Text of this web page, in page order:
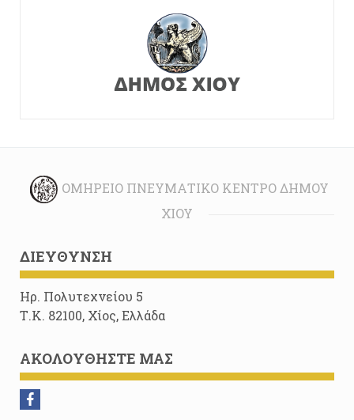
ΟΜΉΡΕΙΟ ΠΝΕΥΜΑΤΙΚΌ ΚΈΝΤΡΟ ΔΉΜΟΥ
ΧΊΟΥ
ΔΙΕΎΘΥΝΣΗ
Ηρ. Πολυτεχνείου 5
Τ.Κ. 82100, Χίος, Ελλάδα
ΑΚΟΛΟΥΘΉΣΤΕ ΜΑΣ